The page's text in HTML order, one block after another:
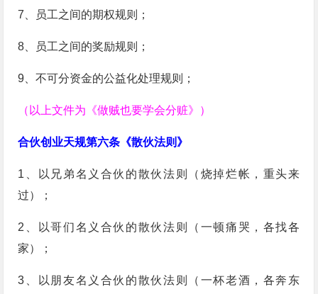
7、员工之间的期权规则；
8、员工之间的奖励规则；
9、不可分资金的公益化处理规则；
（以上文件为《做贼也要学会分赃》）
合伙创业天规第六条《散伙法则》
1、以兄弟名义合伙的散伙法则（烧掉烂帐，重头来
过）；
2、以哥们名义合伙的散伙法则（一顿痛哭，各找各
家）；
3、以朋友名义合伙的散伙法则（一杯老酒，各奔东